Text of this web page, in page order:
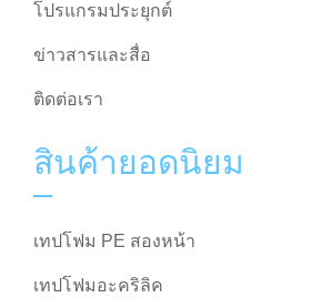
โปรแกรมประยุกต์
ข่าวสารและสื่อ
ติดต่อเรา
สินค้ายอดนิยม
เทปโฟม PE สองหน้า
เทปโฟมอะคริลิค